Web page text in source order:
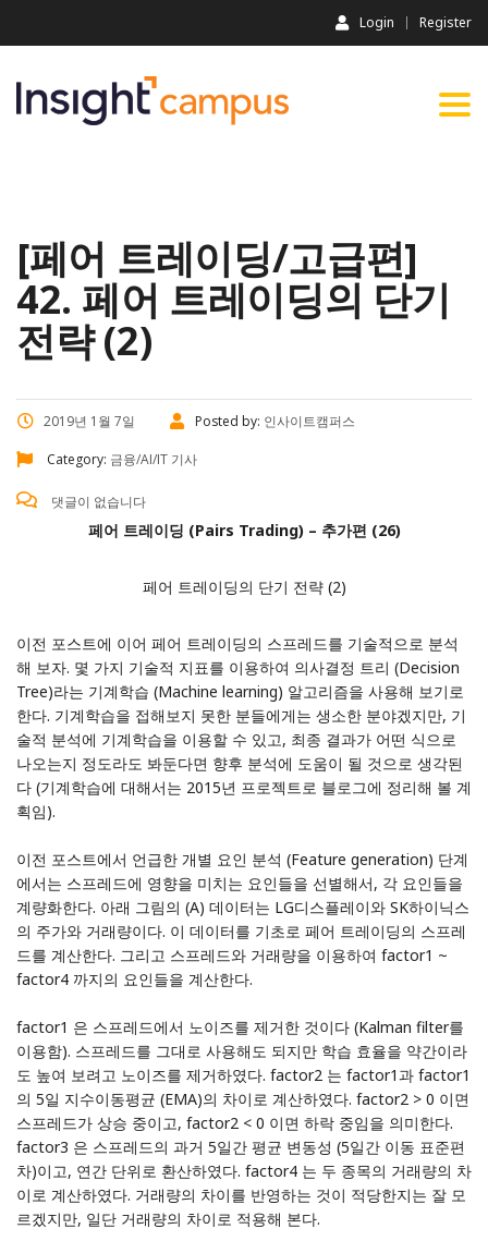
Login Register
[페어 트레이딩/고급편]
42. 페어 트레이딩의 단기
전략 (2)
2019년 1월 7일 Posted by: 인사이트캠퍼스
Category: 금융/AI/IT 기사
댓글이 없습니다
페어 트레이딩 (Pairs Trading) – 추가편 (26)
페어 트레이딩의 단기 전략 (2)
이전 포스트에 이어 페어 트레이딩의 스프레드를 기술적으로 분석
해 보자. 몇 가지 기술적 지표를 이용하여 의사결정 트리 (Decision
Tree)라는 기계학습 (Machine learning) 알고리즘을 사용해 보기로
한다. 기계학습을 접해보지 못한 분들에게는 생소한 분야겠지만, 기
술적 분석에 기계학습을 이용할 수 있고, 최종 결과가 어떤 식으로
나오는지 정도라도 봐둔다면 향후 분석에 도움이 될 것으로 생각된
다 (기계학습에 대해서는 2015년 프로젝트로 블로그에 정리해 볼 계
획임).
이전 포스트에서 언급한 개별 요인 분석 (Feature generation) 단계
에서는 스프레드에 영향을 미치는 요인들을 선별해서, 각 요인들을
계량화한다. 아래 그림의 (A) 데이터는 LG디스플레이와 SK하이닉스
의 주가와 거래량이다. 이 데이터를 기초로 페어 트레이딩의 스프레
드를 계산한다. 그리고 스프레드와 거래량을 이용하여 factor1 ~
factor4 까지의 요인들을 계산한다.
factor1 은 스프레드에서 노이즈를 제거한 것이다 (Kalman filter를
이용함). 스프레드를 그대로 사용해도 되지만 학습 효율을 약간이라
도 높여 보려고 노이즈를 제거하였다. factor2 는 factor1과 factor1
의 5일 지수이동평균 (EMA)의 차이로 계산하였다. factor2 > 0 이면
스프레드가 상승 중이고, factor2 < 0 이면 하락 중임을 의미한다.
factor3 은 스프레드의 과거 5일간 평균 변동성 (5일간 이동 표준편
차)이고, 연간 단위로 환산하였다. factor4 는 두 종목의 거래량의 차
이로 계산하였다. 거래량의 차이를 반영하는 것이 적당한지는 잘 모
르겠지만, 일단 거래량의 차이로 적용해 본다.